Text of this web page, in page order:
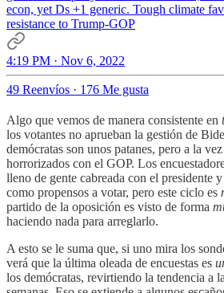
econ, yet Ds +1 generic. Tough climate
resistance to Trump-GOP
4:19 PM · Nov 6, 2022
49 Reenvíos · 176 Me gusta
Algo que vemos de manera consistente en
los votantes no aprueban la gestión de
demócratas son unos patanes, pero a la vez
horrorizados con el GOP. Los
lleno de gente cabreada con el presidente
como propensos a votar, pero este ciclo es
partido de la oposición es visto de forma
haciendo nada para arreglarlo.
A esto se le suma que, si uno mira los
verá que la última oleada de encuestas es
los demócratas, revirtiendo la tendencia a